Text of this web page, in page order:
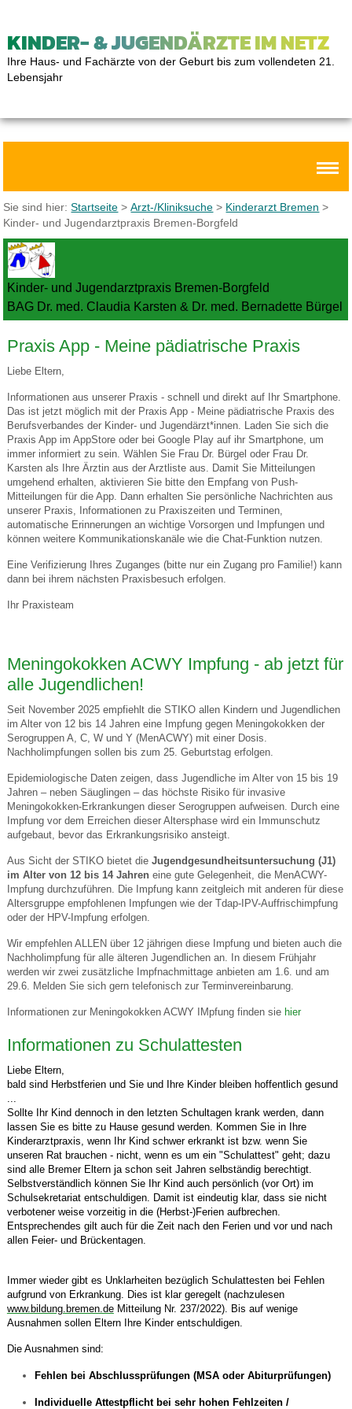
KINDER- & JUGENDÄRZTE IM NETZ
Ihre Haus- und Fachärzte von der Geburt bis zum vollendeten 21.
Lebensjahr
Sie sind hier:Startseite >Arzt-/Kliniksuche > Kinderarzt Bremen >
Kinder- und Jugendarztpraxis Bremen-Borgfeld
Kinder- und Jugendarztpraxis Bremen-Borgfeld
BAG Dr. med. Claudia Karsten & Dr. med. Bernadette Bürgel
Praxis App - Meine pädiatrische Praxis
Liebe Eltern,
Informationen aus unserer Praxis - schnell und direkt auf Ihr Smartphone.
Das ist jetzt möglich mit der Praxis App - Meine pädiatrische Praxis des
Berufsverbandes der Kinder- und Jugendärzt*innen. Laden Sie sich die
Praxis App im AppStore oder bei Google Play auf ihr Smartphone, um
immer informiert zu sein. Wählen Sie Frau Dr. Bürgel oder Frau Dr.
Karsten als Ihre Ärztin aus der Arztliste aus. Damit Sie Mitteilungen
umgehend erhalten, aktivieren Sie bitte den Empfang von Push-
Mitteilungen für die App. Dann erhalten Sie persönliche Nachrichten aus
unserer Praxis, Informationen zu Praxiszeiten und Terminen,
automatische Erinnerungen an wichtige Vorsorgen und Impfungen und
können weitere Kommunikationskanäle wie die Chat-Funktion nutzen.
Eine Verifizierung Ihres Zuganges (bitte nur ein Zugang pro Familie!) kann
dann bei ihrem nächsten Praxisbesuch erfolgen.
Ihr Praxisteam
Meningokokken ACWY Impfung - ab jetzt für
alle Jugendlichen!
Seit November 2025 empfiehlt die STIKO allen Kindern und Jugendlichen
im Alter von 12 bis 14 Jahren eine Impfung gegen Meningokokken der
Serogruppen A, C, W und Y (MenACWY) mit einer Dosis.
Nachholimpfungen sollen bis zum 25. Geburtstag erfolgen.
Epidemiologische Daten zeigen, dass Jugendliche im Alter von 15 bis 19
Jahren – neben Säuglingen – das höchste Risiko für invasive
Meningokokken-Erkrankungen dieser Serogruppen aufweisen. Durch eine
Impfung vor dem Erreichen dieser Altersphase wird ein Immunschutz
aufgebaut, bevor das Erkrankungsrisiko ansteigt.
Aus Sicht der STIKO bietet die Jugendgesundheitsuntersuchung (J1)
im Alter von 12 bis 14 Jahreneine gute Gelegenheit, die MenACWY-
Impfung durchzuführen. Die Impfung kann zeitgleich mit anderen für diese
Altersgruppe empfohlenen Impfungen wie der Tdap-IPV-Auffrischimpfung
oder der HPV-Impfung erfolgen.
Wir empfehlen ALLEN über 12 jährigen diese Impfung und bieten auch die
Nachholimpfung für alle älteren Jugendlichen an. In diesem Frühjahr
werden wir zwei zusätzliche Impfnachmittage anbieten am 1.6. und am
29.6. Melden Sie sich gern telefonisch zur Terminvereinbarung.
Informationen zur Meningokokken ACWY IMpfung finden sie hier
Informationen zu Schulattesten
Liebe Eltern,
bald sind Herbstferien und Sie und Ihre Kinder bleiben hoffentlich gesund
Sollte Ihr Kind dennoch in den letzten Schultagen krank werden, dann
lassen Sie es bitte zu Hause gesund werden. Kommen Sie in Ihre
Kinderarztpraxis, wenn Ihr Kind schwer erkrankt ist bzw. wenn Sie
unseren Rat brauchen - nicht, wenn es um ein "Schulattest" geht; dazu
sind alle Bremer Eltern ja schon seit Jahren selbständig berechtigt.
Selbstverständlich können Sie Ihr Kind auch persönlich (vor Ort) im
Schulsekretariat entschuldigen. Damit ist eindeutig klar, dass sie nicht
verbotener weise vorzeitig in die (Herbst-)Ferien aufbrechen.
Entsprechendes gilt auch für die Zeit nach den Ferien und vor und nach
allen Feier- und Brückentagen.
Immer wieder gibt es Unklarheiten bezüglich Schulattesten bei Fehlen
aufgrund von Erkrankung. Dies ist klar geregelt (nachzulesen
www.bildung.bremen.deMitteilung Nr. 237/2022). Bis auf wenige
Ausnahmen sollen Eltern Ihre Kinder entschuldigen.
Die Ausnahmen sind:
Fehlen bei Abschlussprüfungen (MSA oder Abiturprüfungen)
Individuelle Attestpflicht bei sehr hohen Fehlzeiten /